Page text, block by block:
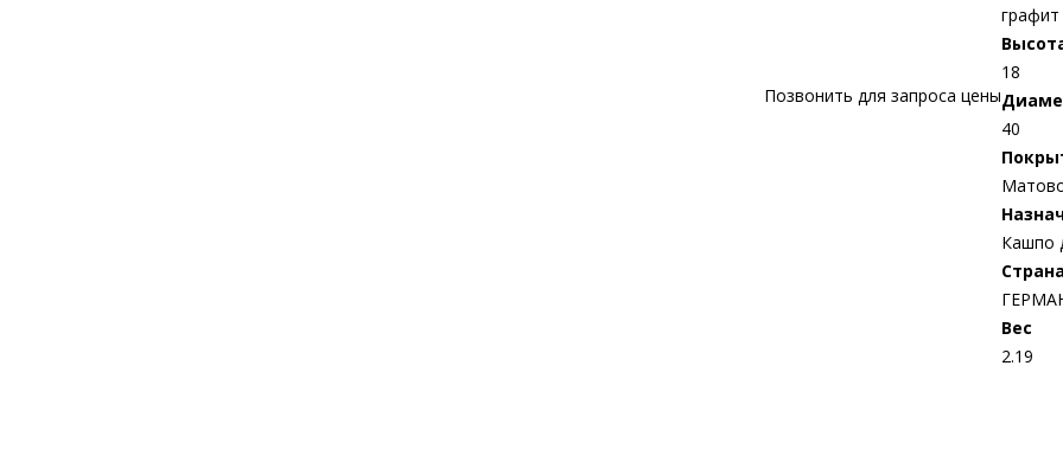
Позвонить для запроса цены
графит
18
40
Кашпо
Страна
Bес
2.19